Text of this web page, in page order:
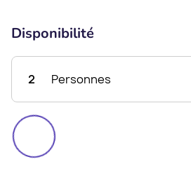
Disponibilité
2 Personnes